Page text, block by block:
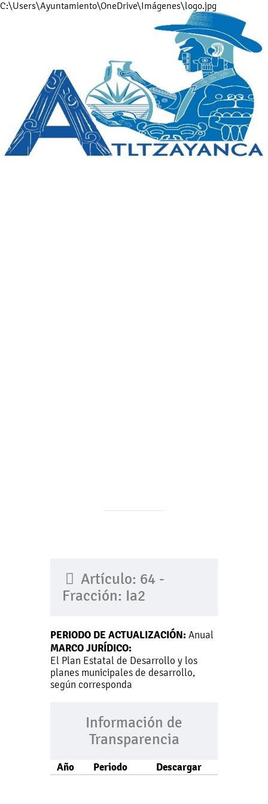
C:\Users\Ayuntamiento\OneDrive\Imágenes\logo.jpg
Artículo: 64 -
Fracción: Ia2
PERIODO DE ACTUALIZACIÓN: Anual
MARCO JURÍDICO:
El Plan Estatal de Desarrollo y los
planes municipales de desarrollo,
según corresponda
Información de
Transparencia
Año Periodo Descargar